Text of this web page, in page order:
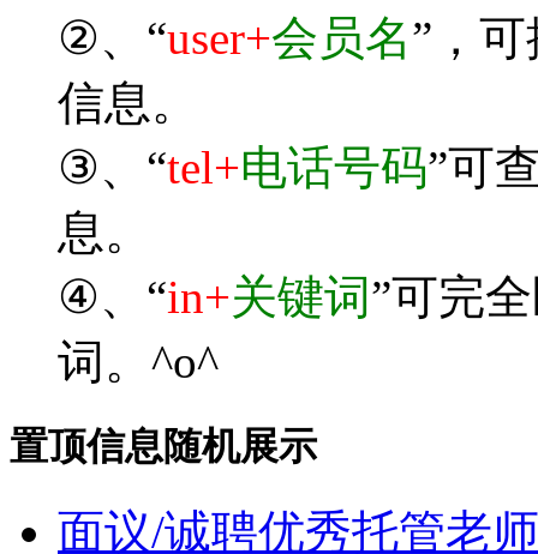
②、“user+会员名”，
信息。
③、“tel+电话号码”可
息。
④、“in+关键词”可完
词。^o^
置顶信息随机展示
面议/诚聘优秀托管老师